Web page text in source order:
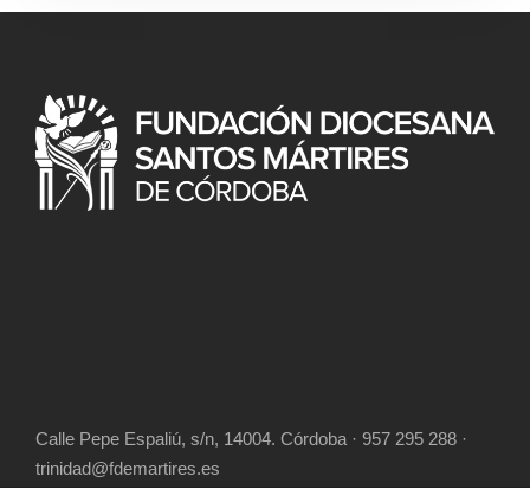
Calle Pepe Espaliú, s/n, 14004. Córdoba · 957 295 288 ·
trinidad@fdemartires.es